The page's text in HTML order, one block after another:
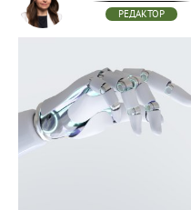
РЕДАКТОР